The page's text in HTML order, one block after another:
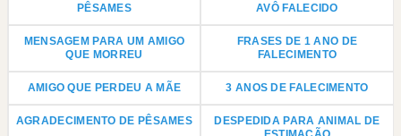
PÊSAMES AVÔ FALECIDO
MENSAGEM PARA UM AMIGO
QUE MORREU
FRASES DE 1 ANO DE
FALECIMENTO
AMIGO QUE PERDEU A MÃE 3 ANOS DE FALECIMENTO
AGRADECIMENTO DE PÊSAMES
DESPEDIDA PARA ANIMAL DE